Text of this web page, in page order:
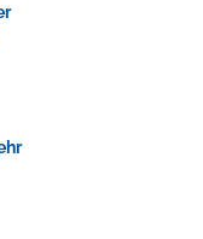
Meer im
auf der